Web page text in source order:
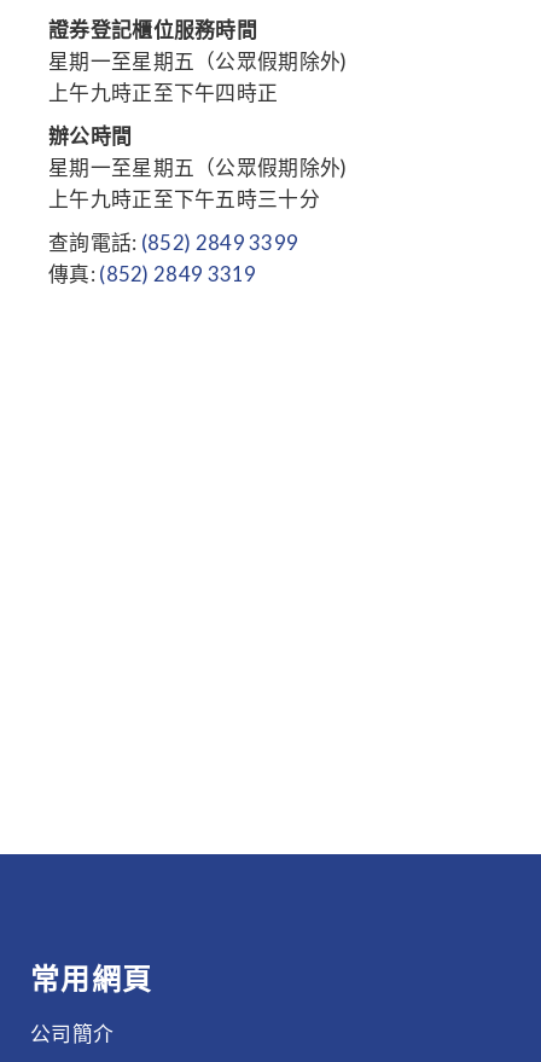
證券登記櫃位服務時間
星期一至星期五（公眾假期除外)
上午九時正至下午四時正
辦公時間
星期一至星期五（公眾假期除外)
上午九時正至下午五時三十分
查詢電話: (852) 2849 3399
傳真: (852) 2849 3319
常用網頁
公司簡介